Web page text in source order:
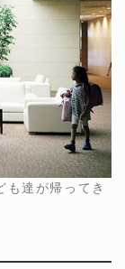
も達が帰ってき